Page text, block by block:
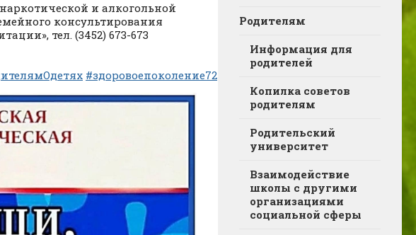
и алкогольной
консультирования
тел. (3452) 673-673
#здоровоепоколение72
Родителям
Информация для
родителей
Копилка советов
родителям
Родительский
университет
Взаимодействие
школы с другими
организациями
социальной сферы